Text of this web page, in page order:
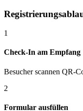
1
Check-In am Empfang
Besucher scannen QR-
2
Formular ausfüllen